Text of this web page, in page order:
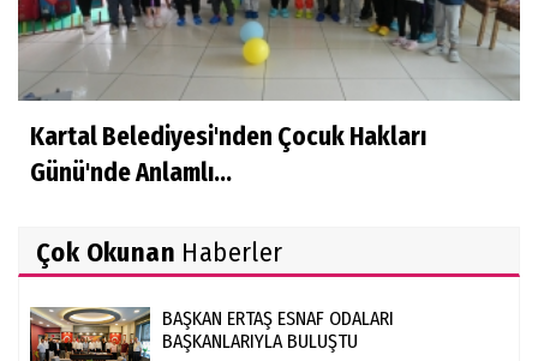
Kartal Belediyesi'nden Çocuk Hakları
Günü'nde Anlamlı...
Çok Okunan Haberler
BAŞKAN ERTAŞ ESNAF ODALARI
BAŞKANLARIYLA BULUŞTU